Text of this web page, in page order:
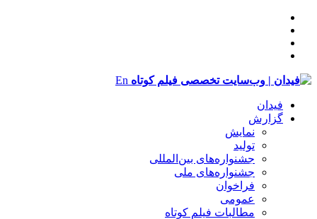
En
فیدان
گزارش
نمایش
تولید
‌‌جشنواره‌های بین‌المللی
جشنواره‌های ملی
فراخوان
عمومی
مطالبات فیلم کوتاه